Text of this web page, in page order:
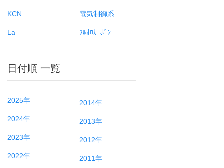
KCN
La
電気制御系
ﾌﾙｵﾛｶｰﾎﾞﾝ
日付順 一覧
2025年
2024年
2023年
2022年
2014年
2013年
2012年
2011年